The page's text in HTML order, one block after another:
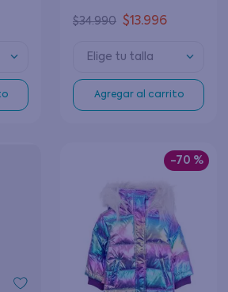
$34.990 $13.996
Elige tu talla
Agregar al carrito
-70 %